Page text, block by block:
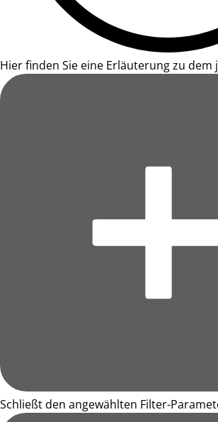
Hier finden Sie eine Erläuterung zu dem
Schließt den angewählten Filter-